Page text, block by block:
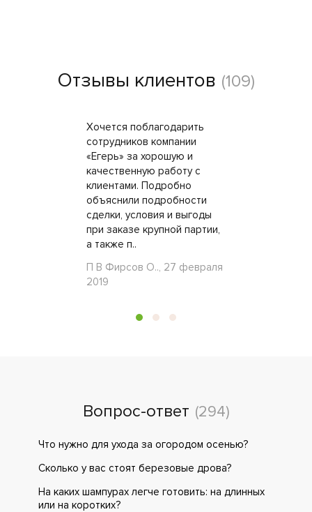
Отзывы клиентов (109)
Хочется поблагодарить
сотрудников компании
«Егерь» за хорошую и
качественную работу с
клиентами. Подробно
объяснили подробности
сделки, условия и выгоды
при заказе крупной партии,
а также п..
П В Фирсов О.., 27 февраля
2019
Вопрос-ответ (294)
Что нужно для ухода за огородом осенью?
Сколько у вас стоят березовые дрова?
На каких шампурах легче готовить: на длинных
или на коротких?